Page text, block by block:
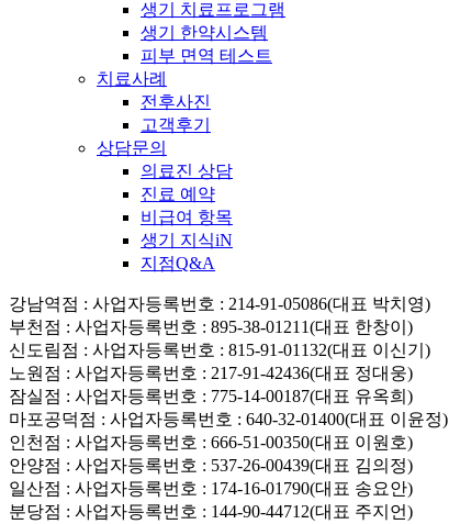
생기 치료프로그램
생기 한약시스템
피부 면역 테스트
치료사례
전후사진
고객후기
상담문의
의료진 상담
진료 예약
비급여 항목
생기 지식iN
지점Q&A
강남역점 : 사업자등록번호 : 214-91-05086(대표 박치영)
부천점 : 사업자등록번호 : 895-38-01211(대표 한창이)
신도림점 : 사업자등록번호 : 815-91-01132(대표 이신기)
노원점 : 사업자등록번호 : 217-91-42436(대표 정대웅)
잠실점 : 사업자등록번호 : 775-14-00187(대표 유옥희)
마포공덕점 : 사업자등록번호 : 640-32-01400(대표 이윤정)
인천점 : 사업자등록번호 : 666-51-00350(대표 이원호)
안양점 : 사업자등록번호 : 537-26-00439(대표 김의정)
일산점 : 사업자등록번호 : 174-16-01790(대표 송요안)
분당점 : 사업자등록번호 : 144-90-44712(대표 주지언)